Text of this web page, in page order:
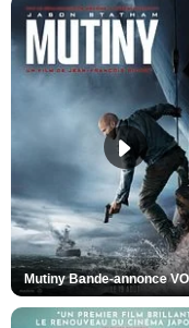
Mutiny Bande-annonce